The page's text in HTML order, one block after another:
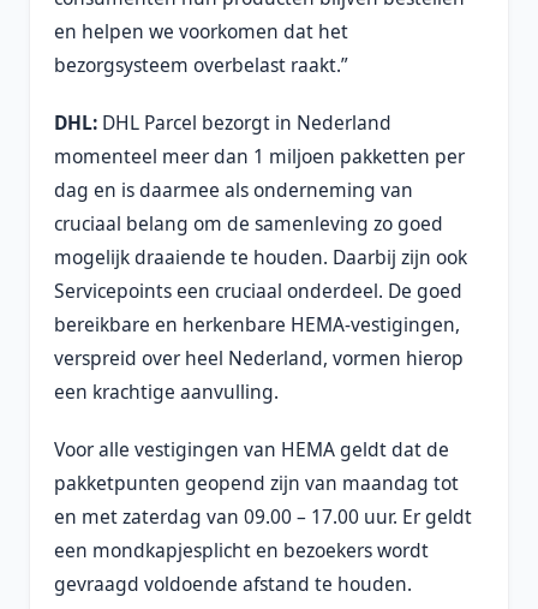
en helpen we voorkomen dat het
bezorgsysteem overbelast raakt.”
DHL: DHL Parcel bezorgt in Nederland
momenteel meer dan 1 miljoen pakketten per
dag en is daarmee als onderneming van
cruciaal belang om de samenleving zo goed
mogelijk draaiende te houden. Daarbij zijn ook
Servicepoints een cruciaal onderdeel. De goed
bereikbare en herkenbare HEMA-vestigingen,
verspreid over heel Nederland, vormen hierop
een krachtige aanvulling.
Voor alle vestigingen van HEMA geldt dat de
pakketpunten geopend zijn van maandag tot
en met zaterdag van 09.00 – 17.00 uur. Er geldt
een mondkapjesplicht en bezoekers wordt
gevraagd voldoende afstand te houden.